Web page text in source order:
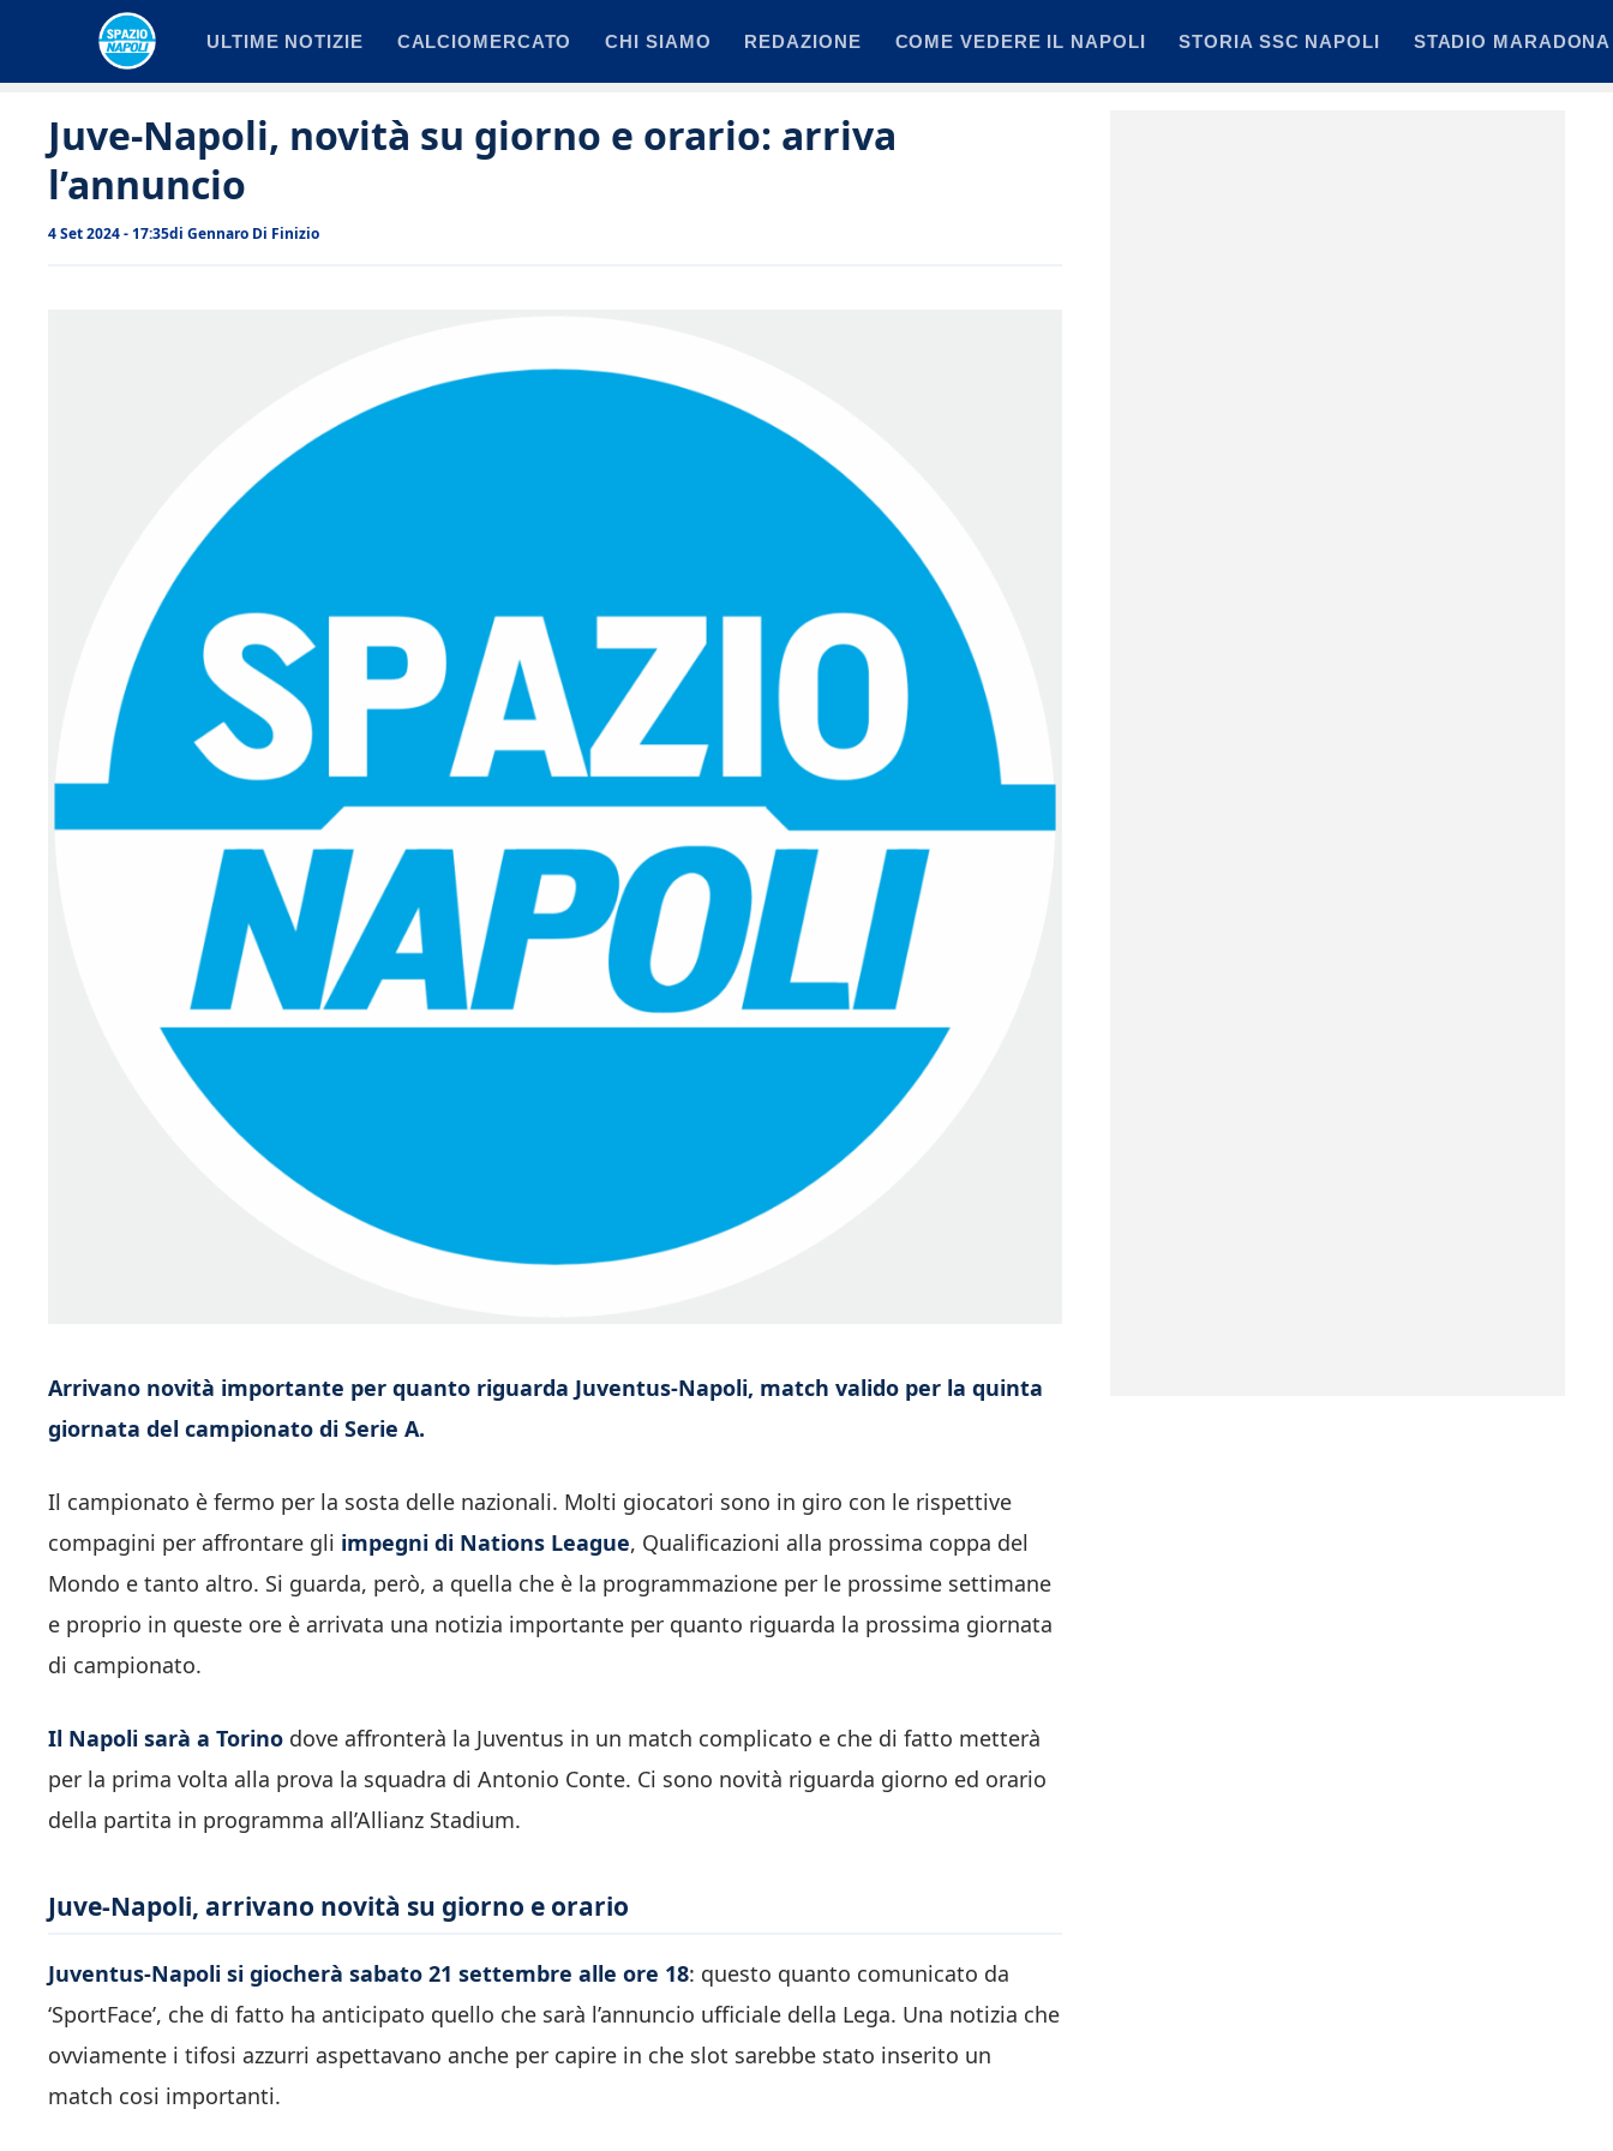
ULTIME NOTIZIE CALCIOMERCATO CHI SIAMO REDAZIONE COME VEDERE IL NAPOLI STORIA SSC NAPOLI STADIO MARADONA
Juve-Napoli, novità su giorno e orario: arriva
l’annuncio
4 Set 2024 - 17:35di Gennaro Di Finizio
Arrivano novità importante per quanto riguarda Juventus-Napoli, match valido per la quinta
giornata del campionato di Serie A.
Il campionato è fermo per la sosta delle nazionali. Molti giocatori sono in giro con le rispettive
compagini per affrontare gli impegni di Nations League, Qualificazioni alla prossima coppa del
Mondo e tanto altro. Si guarda, però, a quella che è la programmazione per le prossime settimane
e proprio in queste ore è arrivata una notizia importante per quanto riguarda la prossima giornata
di campionato.
Il Napoli sarà a Torino dove affronterà la Juventus in un match complicato e che di fatto metterà
per la prima volta alla prova la squadra di Antonio Conte. Ci sono novità riguarda giorno ed orario
della partita in programma all’Allianz Stadium.
Juve-Napoli, arrivano novità su giorno e orario
Juventus-Napoli si giocherà sabato 21 settembre alle ore 18: questo quanto comunicato da
‘SportFace’, che di fatto ha anticipato quello che sarà l’annuncio ufficiale della Lega. Una notizia che
ovviamente i tifosi azzurri aspettavano anche per capire in che slot sarebbe stato inserito un
match cosi importanti.